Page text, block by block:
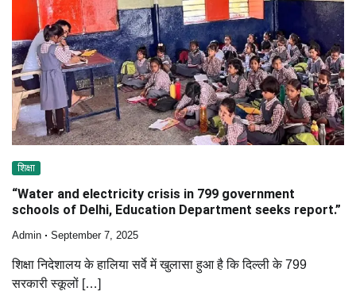
शिक्षा
“Water and electricity crisis in 799 government
schools of Delhi, Education Department seeks report.”
Admin September 7, 2025
शिक्षा निदेशालय के हालिया सर्वे में खुलासा हुआ है कि दिल्ली के 799
सरकारी स्कूलों […]